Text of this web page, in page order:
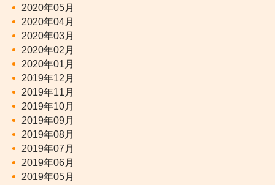
2020年05月
2020年04月
2020年03月
2020年02月
2020年01月
2019年12月
2019年11月
2019年10月
2019年09月
2019年08月
2019年07月
2019年06月
2019年05月